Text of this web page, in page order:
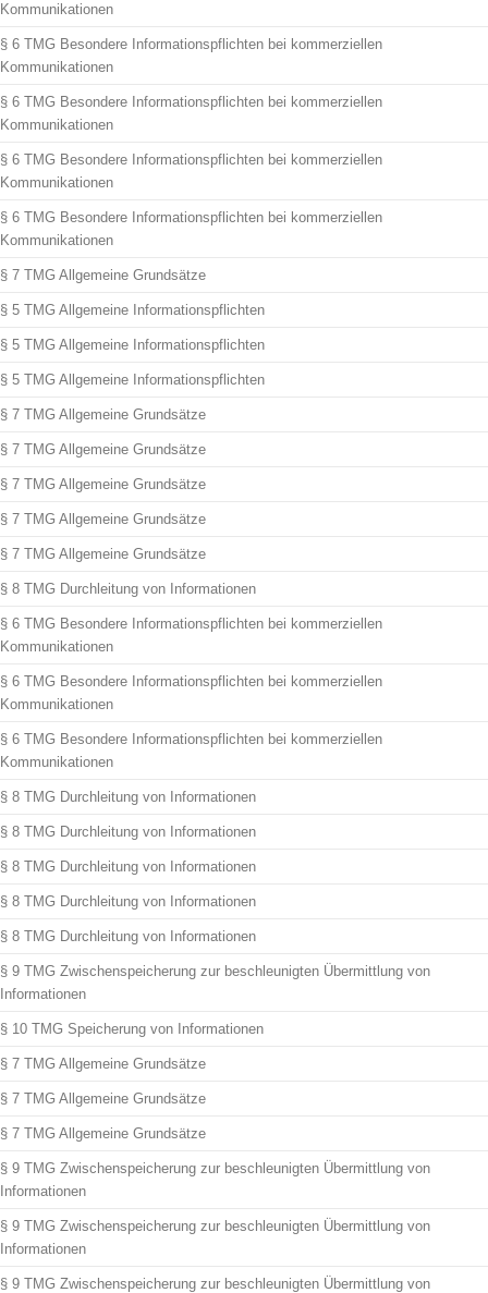
Kommunikationen
§ 6 TMG Besondere Informationspflichten bei kommerziellen
Kommunikationen
§ 6 TMG Besondere Informationspflichten bei kommerziellen
Kommunikationen
§ 6 TMG Besondere Informationspflichten bei kommerziellen
Kommunikationen
§ 6 TMG Besondere Informationspflichten bei kommerziellen
Kommunikationen
§ 7 TMG Allgemeine Grundsätze
§ 5 TMG Allgemeine Informationspflichten
§ 5 TMG Allgemeine Informationspflichten
§ 5 TMG Allgemeine Informationspflichten
§ 7 TMG Allgemeine Grundsätze
§ 7 TMG Allgemeine Grundsätze
§ 7 TMG Allgemeine Grundsätze
§ 7 TMG Allgemeine Grundsätze
§ 7 TMG Allgemeine Grundsätze
§ 8 TMG Durchleitung von Informationen
§ 6 TMG Besondere Informationspflichten bei kommerziellen
Kommunikationen
§ 6 TMG Besondere Informationspflichten bei kommerziellen
Kommunikationen
§ 6 TMG Besondere Informationspflichten bei kommerziellen
Kommunikationen
§ 8 TMG Durchleitung von Informationen
§ 8 TMG Durchleitung von Informationen
§ 8 TMG Durchleitung von Informationen
§ 8 TMG Durchleitung von Informationen
§ 8 TMG Durchleitung von Informationen
§ 9 TMG Zwischenspeicherung zur beschleunigten Übermittlung von
Informationen
§ 10 TMG Speicherung von Informationen
§ 7 TMG Allgemeine Grundsätze
§ 7 TMG Allgemeine Grundsätze
§ 7 TMG Allgemeine Grundsätze
§ 9 TMG Zwischenspeicherung zur beschleunigten Übermittlung von
Informationen
§ 9 TMG Zwischenspeicherung zur beschleunigten Übermittlung von
Informationen
§ 9 TMG Zwischenspeicherung zur beschleunigten Übermittlung von